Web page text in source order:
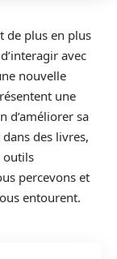
de plus en plus
avec
nouvelle
une
d’améliorer sa
des livres,
outils
percevons et
entourent.